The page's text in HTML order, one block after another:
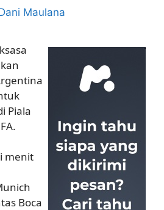
Maulana
Piala
menit
Boca